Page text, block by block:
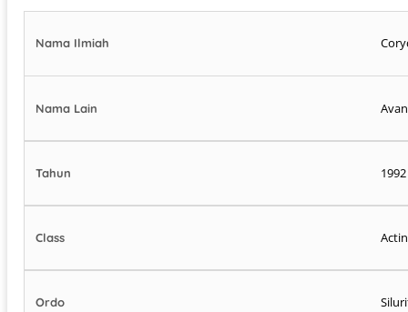
Nama Ilmiah
Nama Lain
Tahun 1992
Class
Ordo